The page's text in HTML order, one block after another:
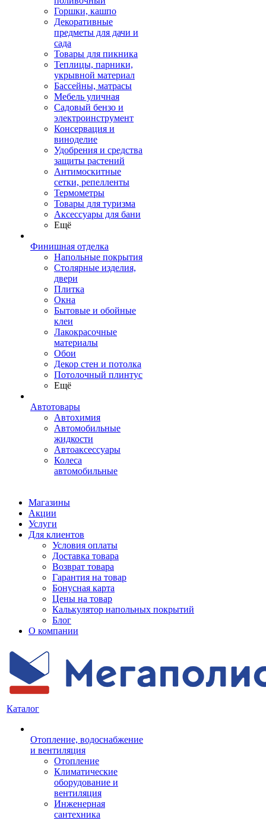
Горшки, кашпо
Декоративные
предметы для дачи и
сада
Товары для пикника
Теплицы, парники,
укрывной материал
Бассейны, матрасы
Мебель уличная
Садовый бензо и
электроинструмент
Консервация и
виноделие
Удобрения и средства
защиты растений
Антимоскитные
сетки, репелленты
Термометры
Товары для туризма
Аксессуары для бани
Ещё
Финишная отделка
Напольные покрытия
Столярные изделия,
двери
Плитка
Окна
Бытовые и обойные
клеи
Лакокрасочные
материалы
Обои
Декор стен и потолка
Потолочный плинтус
Ещё
Автотовары
Автохимия
Автомобильные
жидкости
Автоаксессуары
Колеса
автомобильные
Магазины
Акции
Услуги
Для клиентов
Условия оплаты
Доставка товара
Возврат товара
Гарантия на товар
Бонусная карта
Цены на товар
Калькулятор напольных покрытий
Блог
О компании
Каталог
Отопление, водоснабжение
и вентиляция
Отопление
Климатические
оборудование и
вентиляция
Инженерная
сантехника